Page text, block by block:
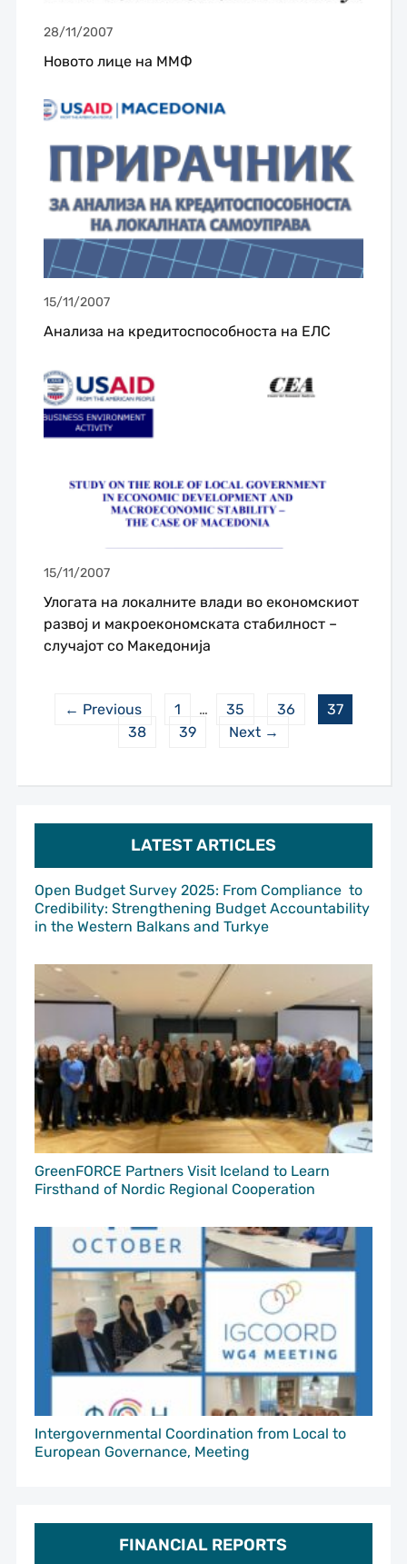
LATEST ARTICLES
Open Budget Survey 2025: From Compliance to
Credibility: Strengthening Budget Accountability
in the Western Balkans and Turkye
GreenFORCE Partners Visit Iceland to Learn
Firsthand of Nordic Regional Cooperation
Intergovernmental Coordination from Local to
European Governance, Meeting
FINANCIAL REPORTS
28/11/2007
Новото лице на ММФ
15/11/2007
Анализа на кредитоспособноста на ЕЛС
15/11/2007
Улогата на локалните влади во економскиот
развој и макроекономската стабилност –
случајот со Македонија
← Previous 1 … 35 36
37
38
39 Next →